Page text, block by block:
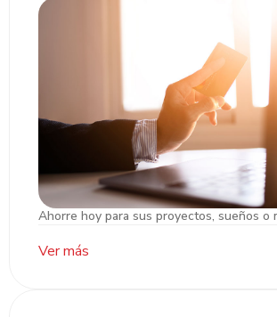
Ahorre hoy para sus proyectos, sueños o
Ver más